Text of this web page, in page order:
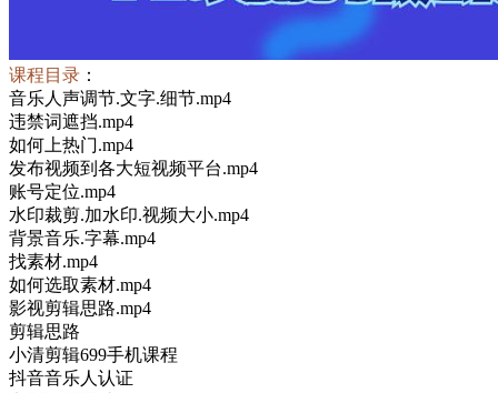
课程目录 ：
音乐人声调节.文字.细节.mp4
违禁词遮挡.mp4
如何上热门.mp4
发布视频到各大短视频平台.mp4
账号定位.mp4
水印裁剪.加水印.视频大小.mp4
背景音乐.字幕.mp4
找素材.mp4
如何选取素材.mp4
影视剪辑思路.mp4
剪辑思路
小清剪辑699手机课程
抖音音乐人认证